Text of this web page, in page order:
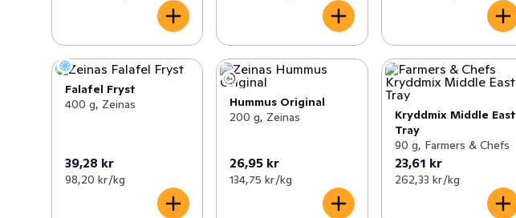
Falafel Fryst
400 g, Zeinas
39,28 kr
98,20 kr /kg
Hummus Original
200 g, Zeinas
26,95 kr
134,75 kr /kg
Kryddmix Middle East
Tray
90 g, Farmers & Chefs
23,61 kr
262,33 kr /kg